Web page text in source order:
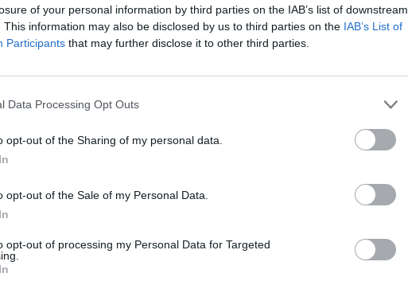
of your personal information by third parties on the IAB’s list of downstream
This information may also be disclosed by us to third parties on the IAB’s List of
Participants that may further disclose it to other third parties.
Data Processing Opt Outs
opt-out of the Sharing of my personal data.
opt-out of the Sale of my Personal Data.
opt-out of processing my Personal Data for Targeted
nas do preferowanych źródeł w Google